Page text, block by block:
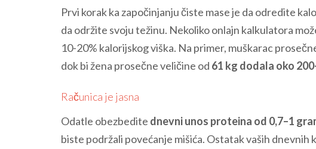
Prvi korak ka započinjanju čiste mase je da odredite
da održite svoju težinu. Nekoliko onlajn kalkulatora
10-20% kalorijskog viška. Na primer, muškarac
dok bi žena prosečne veličine od 61 kg dodala oko
Računica je jasna
Odatle obezbedite dnevni unos proteina od 0,7–1
biste podržali povećanje mišića. Ostatak vaših